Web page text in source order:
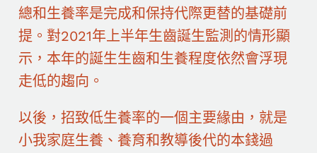
總和生養率是完成和保持代際更替的基礎前
提。對2021年上半年生齒誕生監測的情形顯
示，本年的誕生生齒和生養程度依然會浮現
走低的趨向。
以後，招致低生養率的一個主要緣由，就是
小我家庭生養、養育和教導後代的本錢過